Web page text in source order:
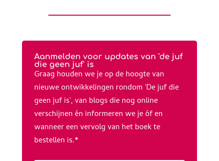
Aanmelden voor updates van 'de juf
die geen juf' is
Graag houden we je op de hoogte van
nieuwe ontwikkelingen rondom 'De juf die
geen juf is', van blogs die nog online
verschijnen én informeren we je óf en
wanneer een vervolg van het boek te
bestellen is.*